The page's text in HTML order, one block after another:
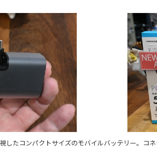
したコンパクトサイズのモバイルバッテリー。コ